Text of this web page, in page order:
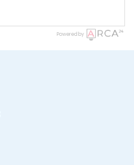
Powered by